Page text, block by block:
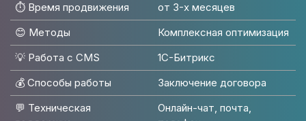
⏱️ Время продвижения
от 3-х месяцев
😊 Методы
Комплексная оптимизация
💡 Работа с CMS
1C-Битрикс
💰 Способы работы
Заключение договора
💬 Техническая
Онлайн-чат, почта,